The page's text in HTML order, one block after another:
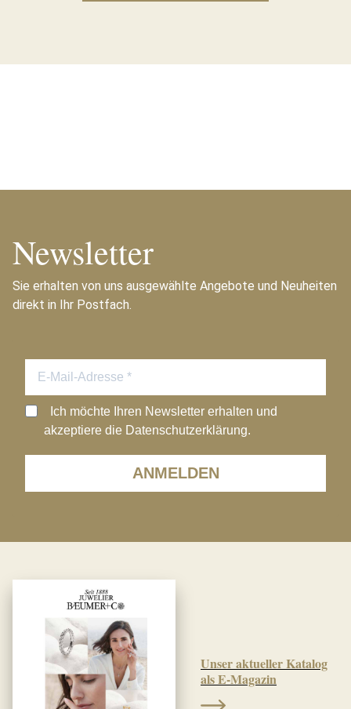
Newsletter
Sie erhalten von uns ausgewählte Angebote und Neuheiten
direkt in Ihr Postfach.
ANMELDEN
Ich möchte Ihren Newsletter erhalten und
akzeptiere die Datenschutzerklärung.
Unser aktueller Katalog
als E-Magazin